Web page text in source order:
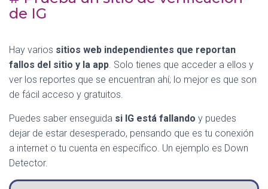
de IG
Hay varios sitios web independientes que reportan
fallos del sitio y la app. Solo tienes que acceder a ellos y
ver los reportes que se encuentran ahí; lo mejor es que son
de fácil acceso y gratuitos.
Puedes saber enseguida si IG está fallando y puedes
dejar de estar desesperado, pensando que es tu conexión
a internet o tu cuenta en específico. Un ejemplo es Down
Detector.